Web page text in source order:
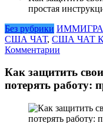
простая
Без рубрики
США ЧАТ, США ЧАТ
Комментарии
Как защитить
потерять работу: